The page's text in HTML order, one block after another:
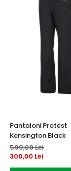
Pantaloni Protest
Kensington Black
599,00 Lei
300,00 Lei